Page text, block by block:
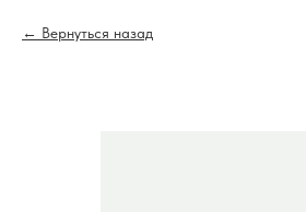
Вернуться назад